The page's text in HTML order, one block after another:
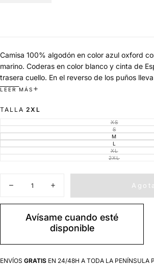
Camisa 100% algodón en color azul oxford
marino. Coderas en color blanco y cinta de
trasera cuello. En el reverso de los puños
azul marino con lunar blanco. Patrón regular.
Modelo:Altura,164cm. Peso, 50 kilos. lleva
LEER MÁS
TALLA 2XL
XSVARIANTE
AGOTADA
O
NO
DISPONIBLE
SVARIANTE
AGOTADA
O
NO
DISPONIBLE
MVARIANTE
AGOTADA
O
NO
DISPONIBLE
LVARIANTE
AGOTADA
O
NO
XLVARIANTE
AGOTADA
DISPONIBLE
2XLVARIANTE
NO
Disminuir
para
Camisa
Regata
Oxford
Aumentar
cantidad
para
Regata
España
Oxford
Avísame cuando esté
disponible
ENVÍOS GRATIS EN 24/48H A TODA LA PENÍNSULA